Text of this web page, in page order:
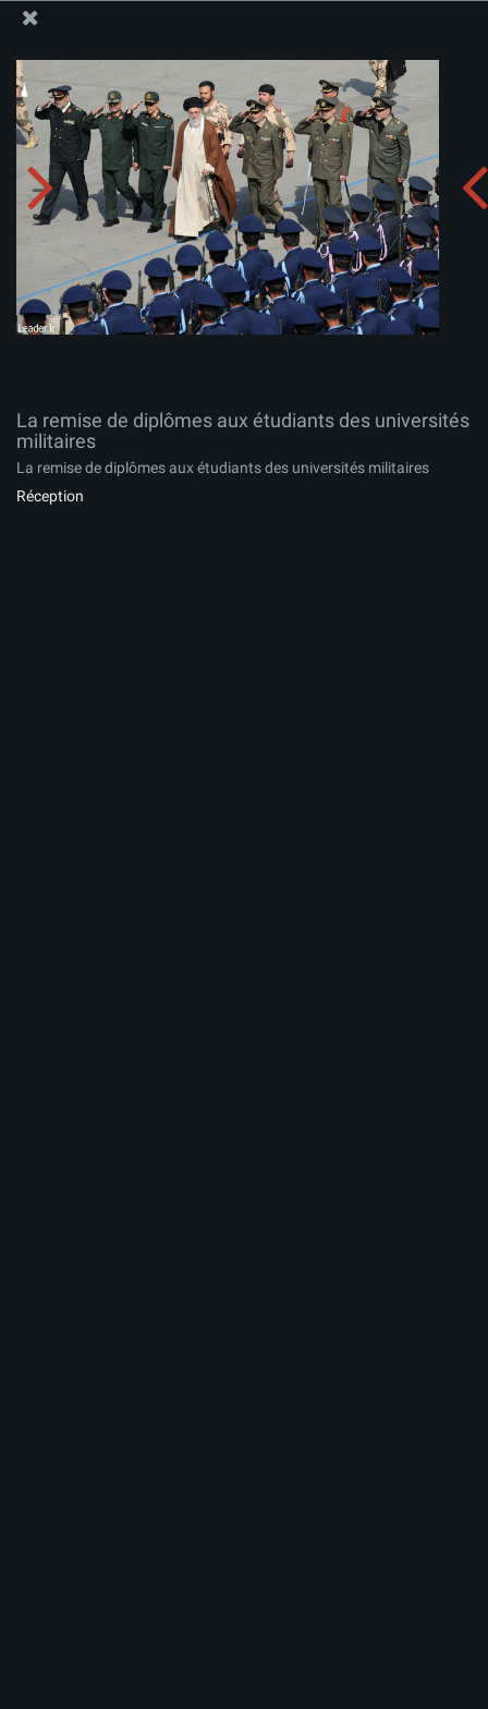
La remise de diplômes aux étudiants des universités
militaires
Télécharger l'album:
La remise de diplômes aux étudiants des universités
militaires
La remise de diplômes aux étudiants des universités militaires
Réception